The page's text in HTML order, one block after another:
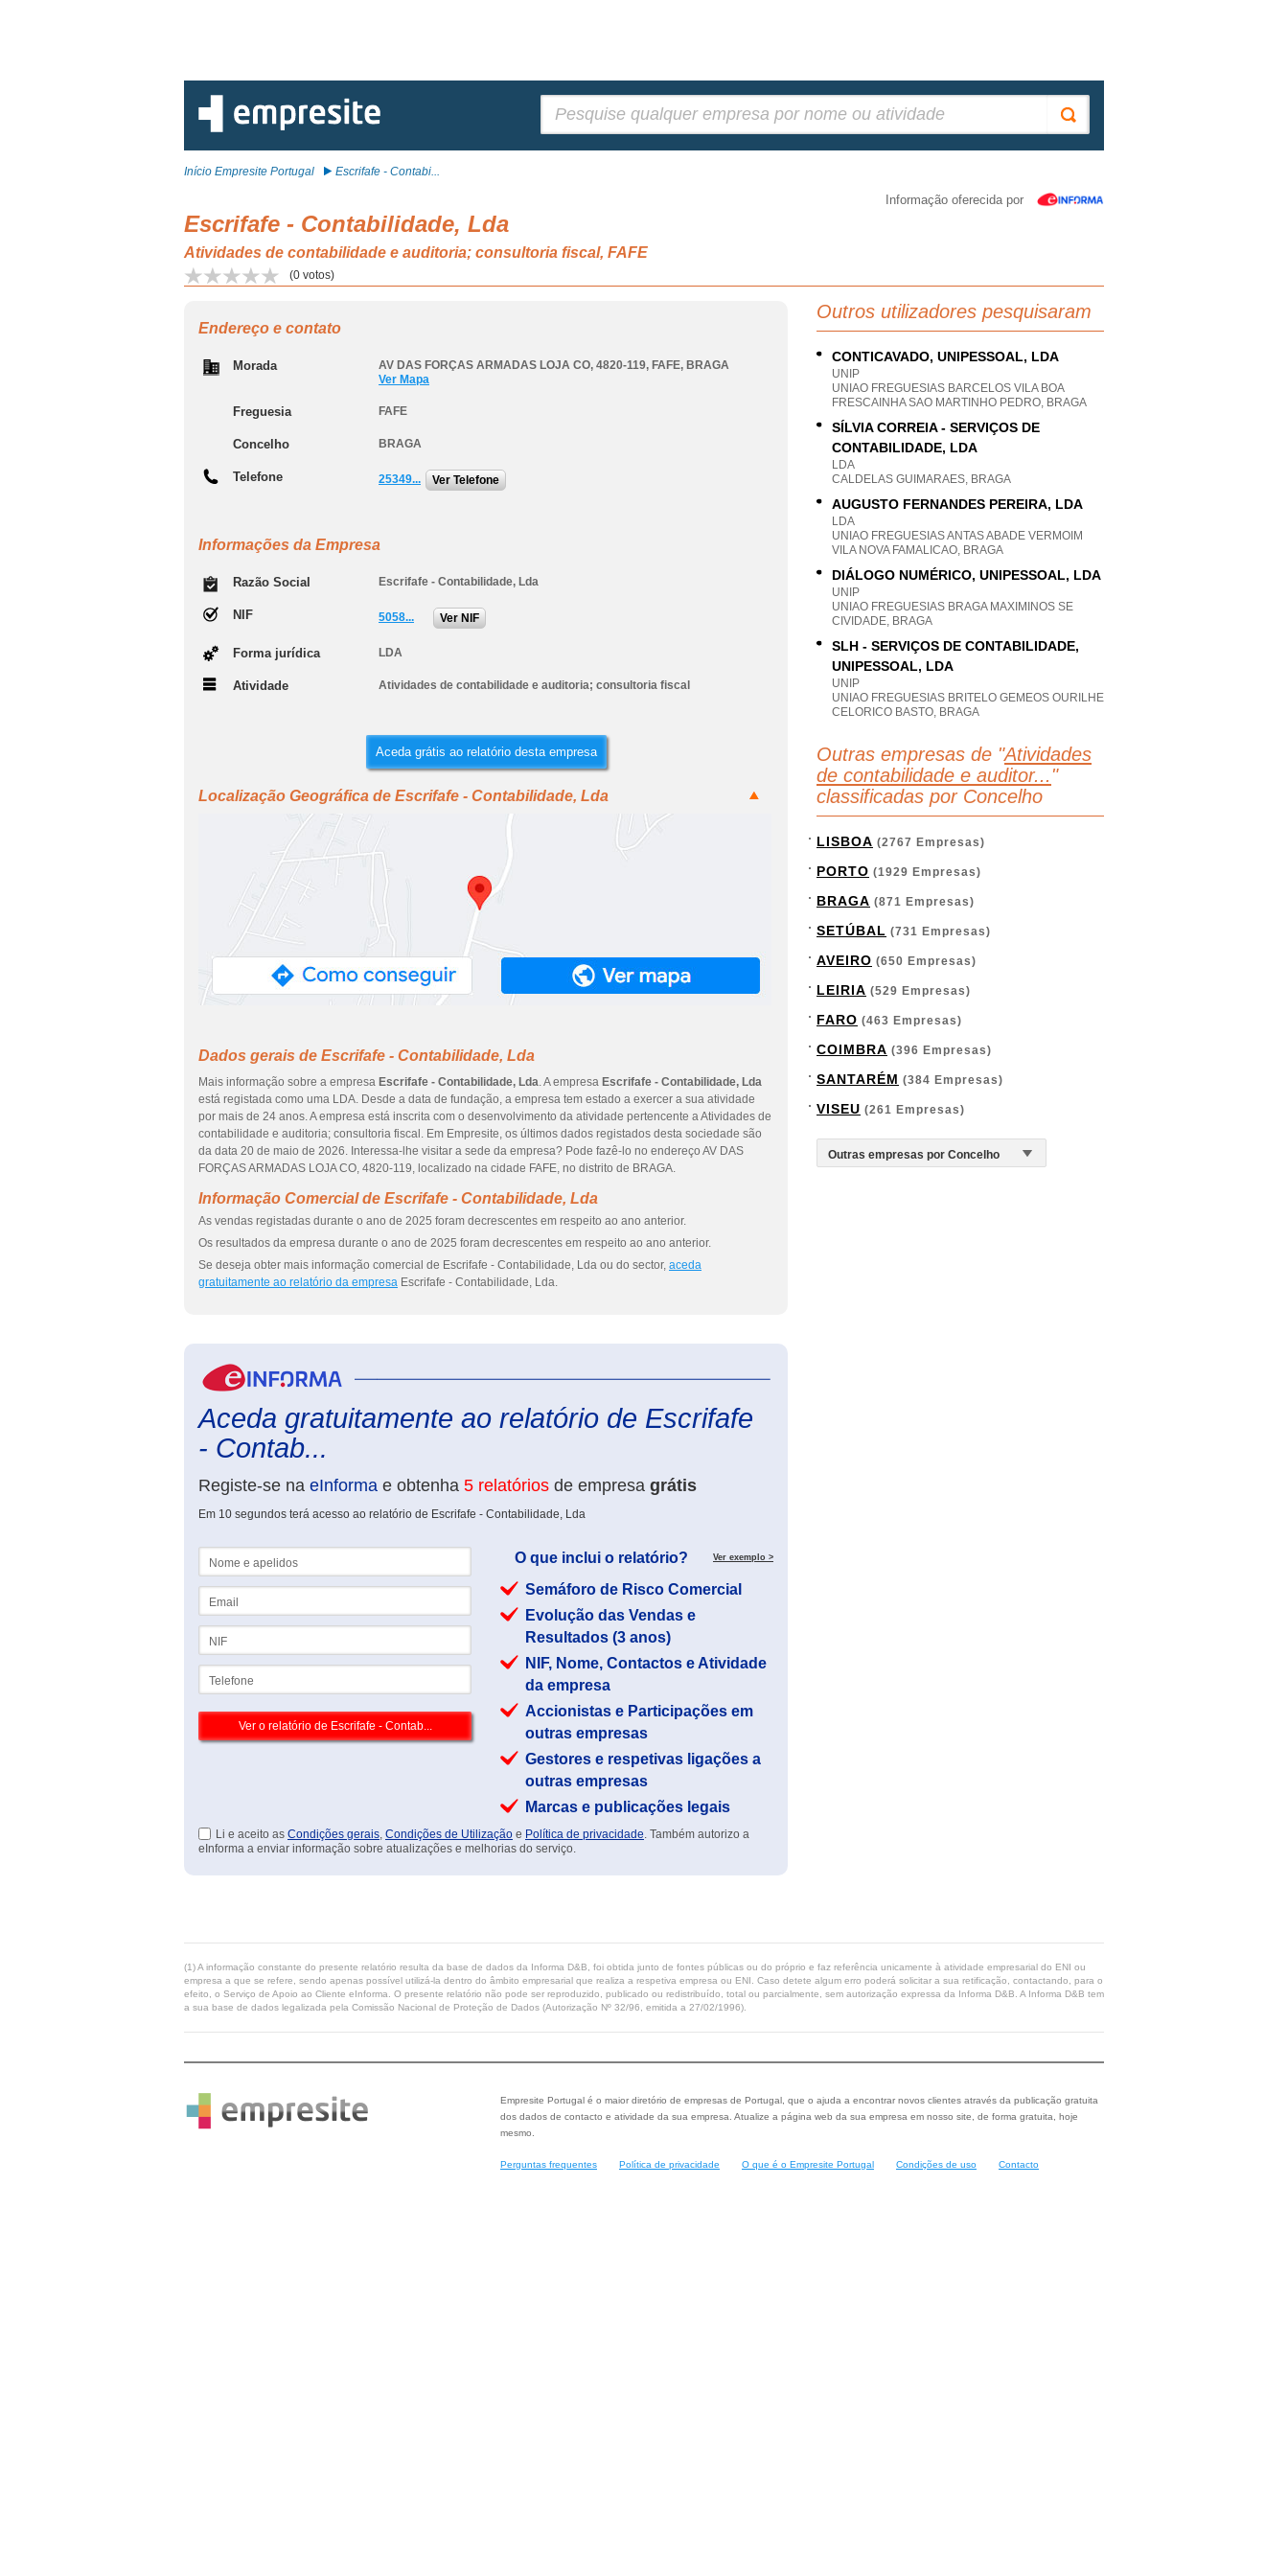
Início Empresite Portugal Escrifafe - Contabi...
Informação oferecida por
Escrifafe - Contabilidade, Lda
Atividades de contabilidade e auditoria; consultoria fiscal, FAFE
(0 votos)
Endereço e contato
Morada AV DAS FORÇAS ARMADAS LOJA CO, 4820-119, FAFE, BRAGA
Ver Mapa
Freguesia FAFE
Concelho BRAGA
Telefone 25349... Ver Telefone
Informações da Empresa
Razão Social Escrifafe - Contabilidade, Lda
NIF 5058... Ver NIF
Forma jurídica LDA
Atividade Atividades de contabilidade e auditoria; consultoria fiscal
Aceda grátis ao relatório desta empresa
Localização Geográfica de Escrifafe - Contabilidade, Lda
Dados gerais de Escrifafe - Contabilidade, Lda
Mais informação sobre a empresa Escrifafe - Contabilidade, Lda. A empresa Escrifafe - Contabilidade, Lda
está registada como uma LDA. Desde a data de fundação, a empresa tem estado a exercer a sua atividade
por mais de 24 anos. A empresa está inscrita com o desenvolvimento da atividade pertencente a Atividades de
contabilidade e auditoria; consultoria fiscal. Em Empresite, os últimos dados registados desta sociedade são
da data 20 de maio de 2026. Interessa-lhe visitar a sede da empresa? Pode fazê-lo no endereço AV DAS
FORÇAS ARMADAS LOJA CO, 4820-119, localizado na cidade FAFE, no distrito de BRAGA.
Informação Comercial de Escrifafe - Contabilidade, Lda
As vendas registadas durante o ano de 2025 foram decrescentes em respeito ao ano anterior.
Os resultados da empresa durante o ano de 2025 foram decrescentes em respeito ao ano anterior.
Se deseja obter mais informação comercial de Escrifafe - Contabilidade, Lda ou do sector, aceda
gratuitamente ao relatório da empresa Escrifafe - Contabilidade, Lda.
Aceda gratuitamente ao relatório de Escrifafe
- Contab...
Registe-se na eInforma e obtenha 5 relatórios de empresa grátis
Em 10 segundos terá acesso ao relatório de Escrifafe - Contabilidade, Lda
O que inclui o relatório? Ver exemplo >
Semáforo de Risco Comercial
Evolução das Vendas e
Resultados (3 anos)
NIF, Nome, Contactos e Atividade
da empresa
Accionistas e Participações em
outras empresas
Gestores e respetivas ligações a
outras empresas
Marcas e publicações legais
Li e aceito as Condições gerais, Condições de Utilização e Política de privacidade. Também autorizo a
eInforma a enviar informação sobre atualizações e melhorias do serviço.
Outros utilizadores pesquisaram
CONTICAVADO, UNIPESSOAL, LDA
UNIP
UNIAO FREGUESIAS BARCELOS VILA BOA
FRESCAINHA SAO MARTINHO PEDRO, BRAGA
SÍLVIA CORREIA - SERVIÇOS DE
CONTABILIDADE, LDA
LDA
CALDELAS GUIMARAES, BRAGA
AUGUSTO FERNANDES PEREIRA, LDA
LDA
UNIAO FREGUESIAS ANTAS ABADE VERMOIM
VILA NOVA FAMALICAO, BRAGA
DIÁLOGO NUMÉRICO, UNIPESSOAL, LDA
UNIP
UNIAO FREGUESIAS BRAGA MAXIMINOS SE
CIVIDADE, BRAGA
SLH - SERVIÇOS DE CONTABILIDADE,
UNIPESSOAL, LDA
UNIP
UNIAO FREGUESIAS BRITELO GEMEOS OURILHE
CELORICO BASTO, BRAGA
Outras empresas de "Atividades
de contabilidade e auditor... "
classificadas por Concelho
LISBOA (2767 Empresas)
PORTO (1929 Empresas)
BRAGA (871 Empresas)
SETÚBAL (731 Empresas)
AVEIRO (650 Empresas)
LEIRIA (529 Empresas)
FARO (463 Empresas)
COIMBRA (396 Empresas)
SANTARÉM (384 Empresas)
VISEU (261 Empresas)
(1) A informação constante do presente relatório resulta da base de dados da Informa D&B, foi obtida junto de fontes públicas ou do próprio e faz referência unicamente à atividade empresarial do ENI ou
empresa a que se refere, sendo apenas possível utilizá-la dentro do âmbito empresarial que realiza a respetiva empresa ou ENI. Caso detete algum erro poderá solicitar a sua retificação, contactando, para o
efeito, o Serviço de Apoio ao Cliente eInforma. O presente relatório não pode ser reproduzido, publicado ou redistribuído, total ou parcialmente, sem autorização expressa da Informa D&B. A Informa D&B tem
a sua base de dados legalizada pela Comissão Nacional de Proteção de Dados (Autorização Nº 32/96, emitida a 27/02/1996).
Empresite Portugal é o maior diretório de empresas de Portugal, que o ajuda a encontrar novos clientes através da publicação gratuita
dos dados de contacto e atividade da sua empresa. Atualize a página web da sua empresa em nosso site, de forma gratuita, hoje
mesmo.
Perguntas frequentes Política de privacidade O que é o Empresite Portugal Condições de uso Contacto